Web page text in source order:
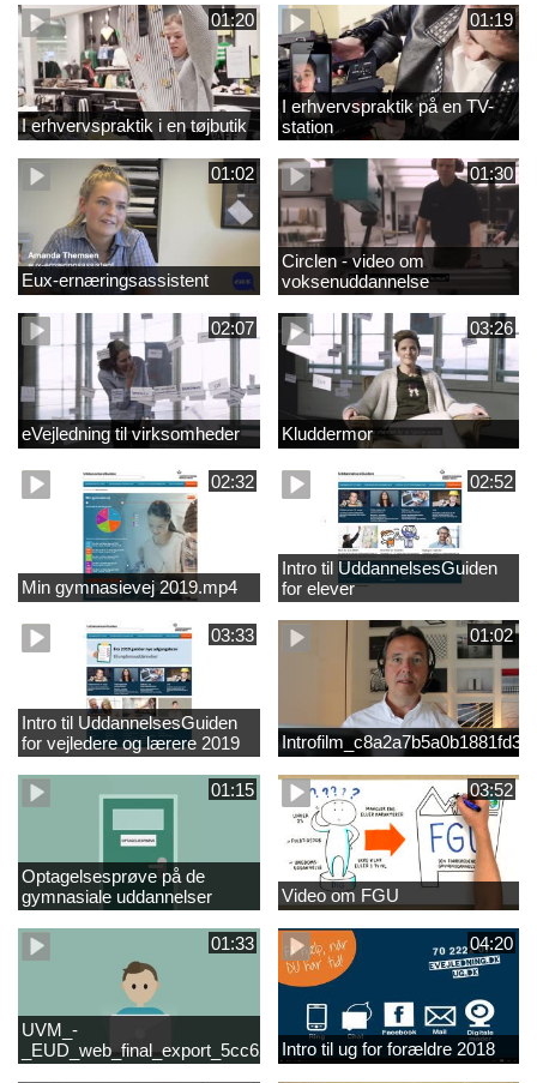
01:20
I erhvervspraktik i en tøjbutik
01:19
I erhvervspraktik på en TV-
station
01:02
Eux-ernæringsassistent
01:30
Circlen - video om
voksenuddannelse
02:07
eVejledning til virksomheder
03:26
Kluddermor
02:32
Min gymnasievej 2019.mp4
02:52
Intro til UddannelsesGuiden
for elever
03:33
Intro til UddannelsesGuiden
for vejledere og lærere 2019
01:02
01:15
Optagelsesprøve på de
gymnasiale uddannelser
03:52
Video om FGU
01:33
UVM_-
04:20
Intro til ug for forældre 2018